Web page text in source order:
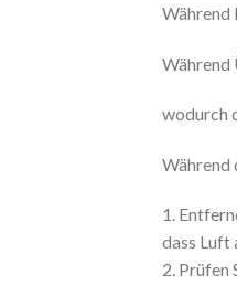
Während
Während
wodurch
Während
1.
dass Luft
2. Prüfen